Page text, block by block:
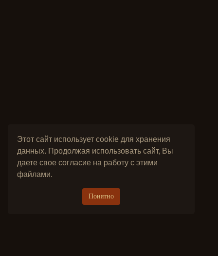
Этот сайт использует cookie для хранения
данных. Продолжая использовать сайт, Вы
даете свое согласие на работу с этими
файлами.
Понятно